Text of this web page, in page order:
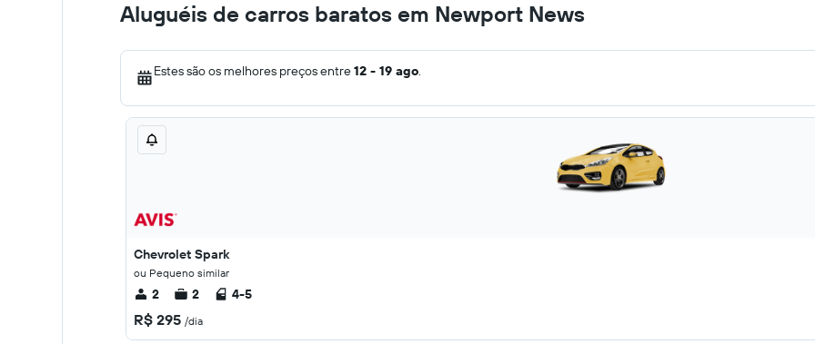
Aluguéis de carros baratos em Newport News
Estes são os melhores preços entre12 - 19 ago.
Chevrolet Spark
ou Pequeno similar
2 2 4-5
R$ 295 /dia